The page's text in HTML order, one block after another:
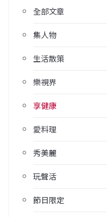
全部文章
集人物
生活散策
樂視界
享健康
愛料理
秀美麗
玩聲活
節日限定